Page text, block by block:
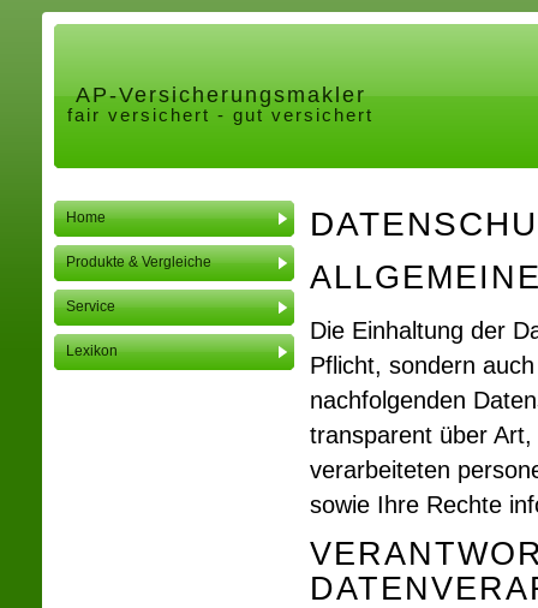
AP-Ver­sicherungs­makler
fair versichert - gut versichert
Home
Produkte & Vergleiche
Service
Lexikon
Die Einhaltung der
Pflicht, sondern
nachfolgenden
transparent über
verarbeiteten
sowie Ihre Rechte